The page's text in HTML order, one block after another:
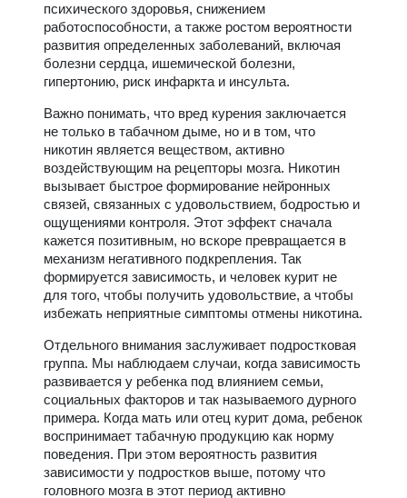
психического здоровья, снижением
работоспособности, а также ростом вероятности
развития определенных заболеваний, включая
болезни сердца, ишемической болезни,
гипертонию, риск инфаркта и инсульта.
Важно понимать, что вред курения заключается
не только в табачном дыме, но и в том, что
никотин является веществом, активно
воздействующим на рецепторы мозга. Никотин
вызывает быстрое формирование нейронных
связей, связанных с удовольствием, бодростью и
ощущениями контроля. Этот эффект сначала
кажется позитивным, но вскоре превращается в
механизм негативного подкрепления. Так
формируется зависимость, и человек курит не
для того, чтобы получить удовольствие, а чтобы
избежать неприятные симптомы отмены никотина.
Отдельного внимания заслуживает подростковая
группа. Мы наблюдаем случаи, когда зависимость
развивается у ребенка под влиянием семьи,
социальных факторов и так называемого дурного
примера. Когда мать или отец курит дома, ребенок
воспринимает табачную продукцию как норму
поведения. При этом вероятность развития
зависимости у подростков выше, потому что
головного мозга в этот период активно